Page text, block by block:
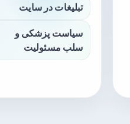
تبلیغات در سایت
سیاست پزشکی و
سلب مسئولیت